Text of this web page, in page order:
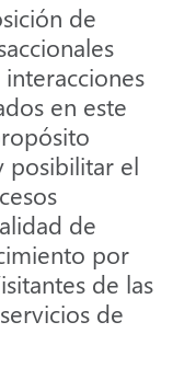
de
en este
posibilitar el
de
por
de las
de